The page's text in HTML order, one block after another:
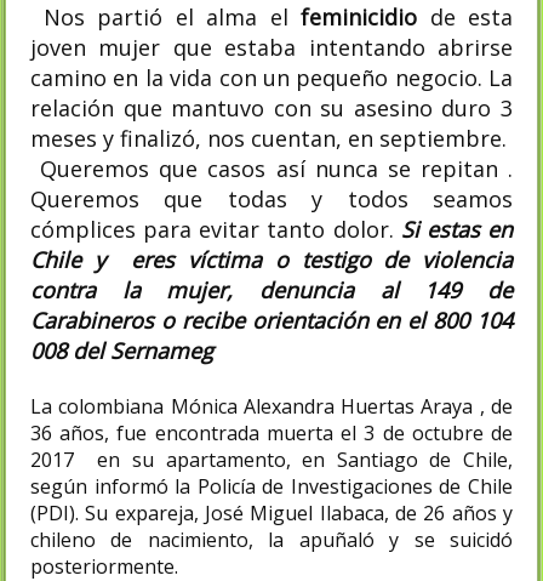
Nos partió el alma el feminicidio de esta
joven mujer que estaba intentando abrirse
camino en la vida con un pequeño negocio. La
relación que mantuvo con su asesino duro 3
meses y finalizó, nos cuentan, en septiembre.
Queremos que casos así nunca se repitan .
Queremos que todas y todos seamos
cómplices para evitar tanto dolor. Si estas en
Chile y eres víctima o testigo de violencia
contra la mujer, denuncia al 149 de
Carabineros o recibe orientación en el 800 104
008 del Sernameg
La colombiana Mónica Alexandra Huertas Araya , de
36 años, fue encontrada muerta el 3 de octubre de
2017 en su apartamento, en Santiago de Chile,
según informó la Policía de Investigaciones de Chile
(PDI). Su expareja, José Miguel Ilabaca, de 26 años y
chileno de nacimiento, la apuñaló y se suicidó
posteriormente.